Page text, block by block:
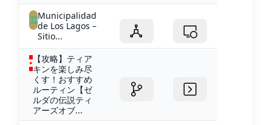
Municipalidad
de Los Lagos –
Sitio...
【攻略】ティア
キンを楽しみ尽
くす！おすすめ
ルーティン【ゼ
ルダの伝説ティ
アーズオブ...